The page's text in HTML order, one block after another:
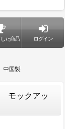
た商品 ログイン
中国製
モックアッ